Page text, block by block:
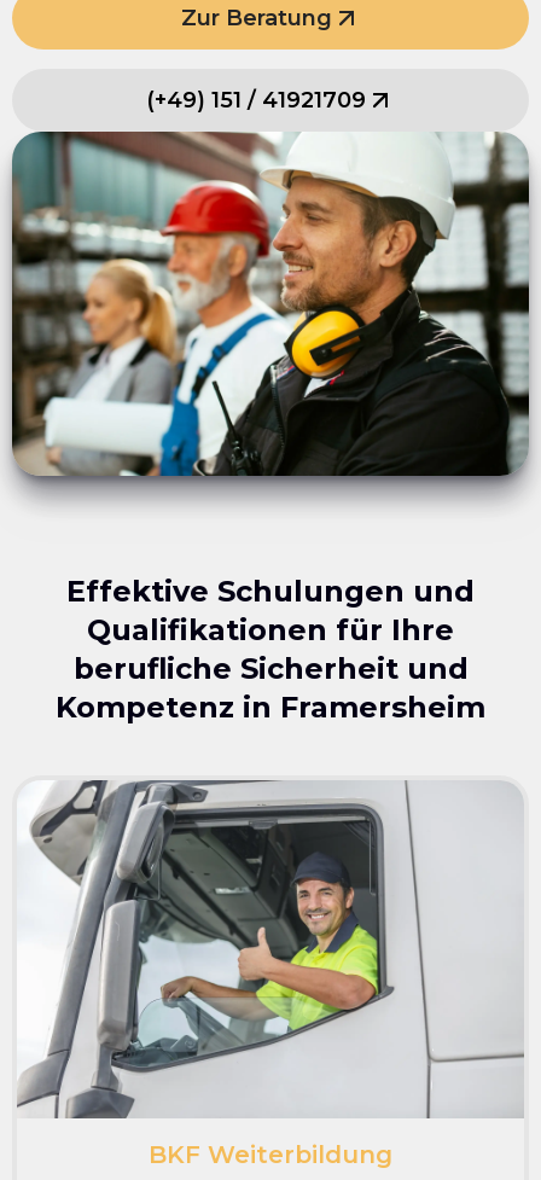
Zur Beratung
(+49) 151 / 41921709
Effektive Schulungen und
Qualifikationen für Ihre
berufliche Sicherheit und
Kompetenz in Framersheim
BKF Weiterbildung